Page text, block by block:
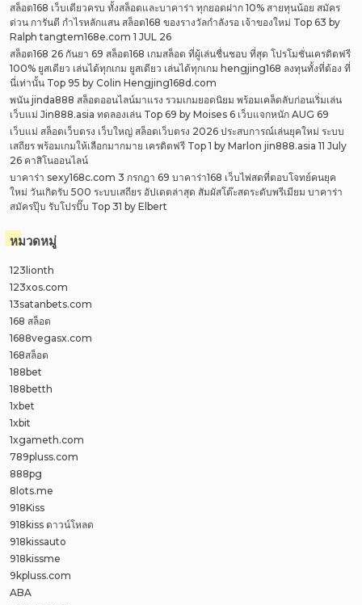
สล็อต168 เว็บเดียวครบ ทั้งสล็อตและบาคาร่า ทุกยอดฝาก 10% สายทุนน้อย สมัคร
ด่วน การันตี กำไรหลักแสน สล็อต168 ของรางวัลกำลังรอ เจ้าของใหม่ Top 63 by
Ralph tangtem168e.com 1 JUL 26
สล็อต168 26 กันยา 69 สล็อต168 เกมสล็อต ที่ผู้เล่นชื่นชอบ ที่สุด โปรโมชั่นเครดิตฟรี
100% ยูสเดียว เล่นได้ทุกเกม ยูสเดียว เล่นได้ทุกเกม hengjing168 ลงทุนทั้งที่ต้อง ที่
นี่เท่านั้น Top 95 by Colin Hengjing168d.com
พนัน jinda888 สล็อตออนไลน์มาแรง รวมเกมยอดนิยม พร้อมเคล็ดลับก่อนเริ่มเล่น
เว็บแม่ Jin888.asia ทดลองเล่น Top 69 by Moises 6 เว็บแจกหนัก AUG 69
เว็บแม่ สล็อตเว็บตรง เว็บใหญ่ สล็อตเว็บตรง 2026 ประสบการณ์เล่นยุคใหม่ ระบบ
เสถียร พร้อมเกมให้เลือกมากมาย เครดิตฟรี Top 1 by Marlon jin888.asia 11 July
26 คาสิโนออนไลน์
บาคาร่า sexy168c.com 3 กรกฎา 69 บาคาร่า168 เว็บไพ่สดที่ตอบโจทย์คนยุค
ใหม่ วันเกิดรับ 500 ระบบเสถียร อัปเดตล่าสุด สัมผัสโต๊ะสดระดับพรีเมียม บาคาร่า
สมัครปุ๊บ รับโปรปั๊บ Top 31 by Elbert
หมวดหมู่
123lionth
123xos.com
13satanbets.com
168 สล็อต
1688vegasx.com
168สล็อต
188bet
188betth
1xbet
1xbit
1xgameth.com
789pluss.com
888pg
8lots.me
918Kiss
918kiss ดาวน์โหลด
918kissauto
918kissme
9kpluss.com
ABA